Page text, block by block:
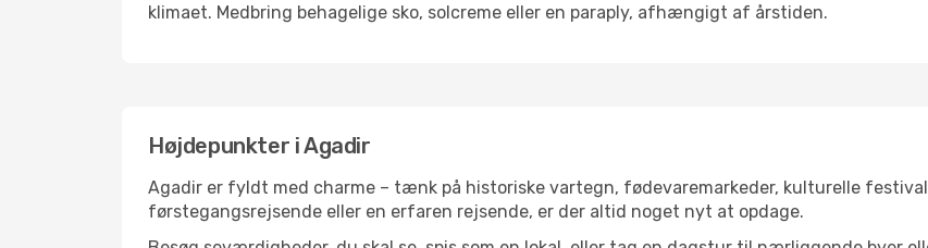
klimaet. Medbring behagelige sko, solcreme eller en paraply, afhængigt af årstiden.
Højdepunkter i Agadir
Agadir er fyldt med charme – tænk på historiske vartegn, fødevaremarkeder, kulturelle
førstegangsrejsende eller en erfaren rejsende, er der altid noget nyt at opdage.